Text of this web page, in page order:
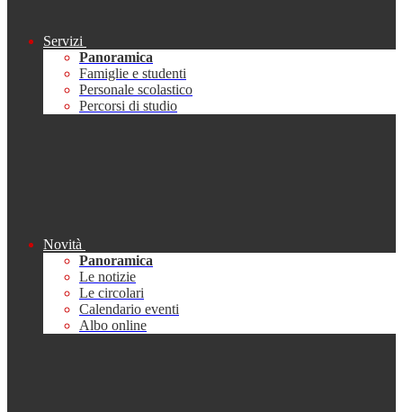
Servizi
Panoramica
Famiglie e studenti
Personale scolastico
Percorsi di studio
Novità
Panoramica
Le notizie
Le circolari
Calendario eventi
Albo online